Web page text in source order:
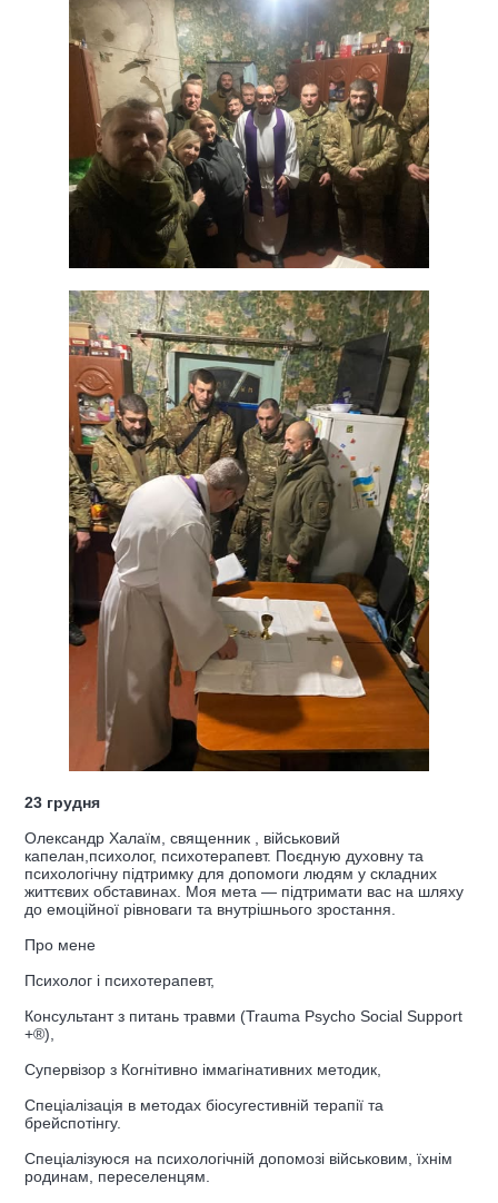
23 грудня
Олександр Халаїм, священник , військовий
капелан,психолог, психотерапевт. Поєдную духовну та
психологічну підтримку для допомоги людям у складних
життєвих обставинах. Моя мета — підтримати вас на шляху
до емоційної рівноваги та внутрішнього зростання.
Про мене
Психолог і психотерапевт,
Консультант з питань травми (Trauma Psycho Social Support
+®),
Супервізор з Когнітивно іммагінативних методик,
Спеціалізація в методах біосугестивній терапії та
брейспотінгу.
Спеціалізуюся на психологічній допомозі військовим, їхнім
родинам, переселенцям.